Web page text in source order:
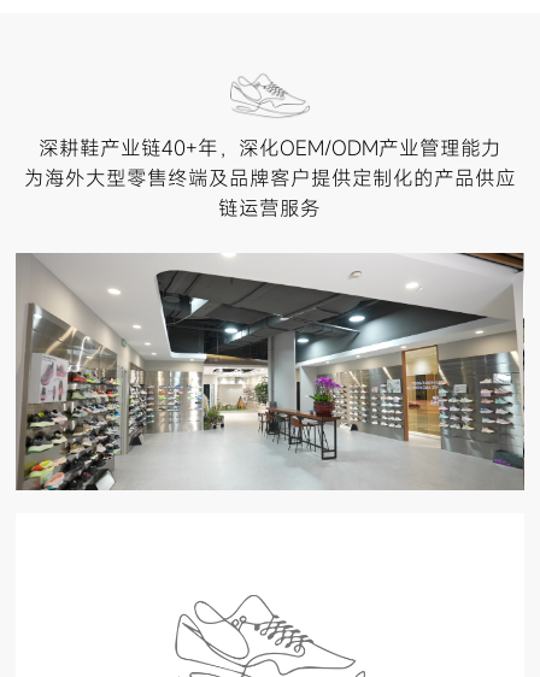
深耕鞋产业链40+年，深化OEM/ODM产业管理能力
为海外大型零售终端及品牌客户提供定制化的产品供应
链运营服务